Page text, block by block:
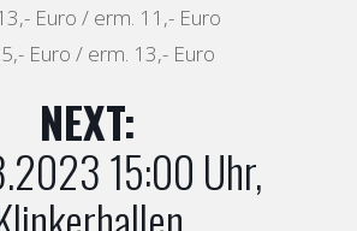
Euro / erm. 11,- Euro
Euro / erm. 13,- Euro
NEXT:
15:00 Uhr,